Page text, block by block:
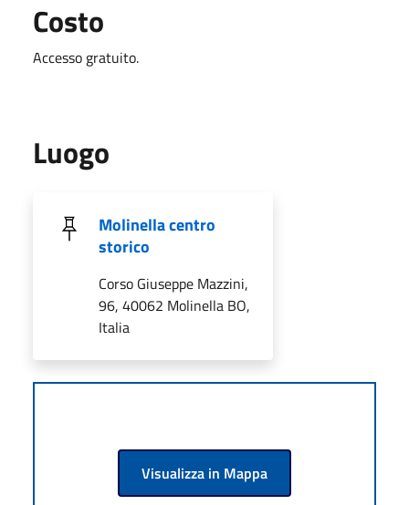
Costo
Accesso gratuito.
Luogo
Molinella centro
storico
Corso Giuseppe Mazzini,
96, 40062 Molinella BO,
Italia
Visualizza in Mappa